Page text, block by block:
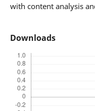
with content analysis
Downloads